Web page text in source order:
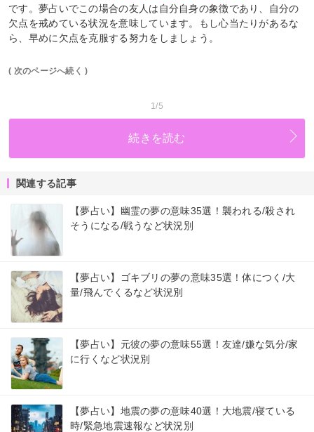
です。夢占いでこの場合の友人は自分自身の象徴であり、自分の
欠点を戒めている状況を意味しています。もし心当たりがあるな
ら、早めに欠点を克服する努力をしましょう。
( 次のページへ続く )
1/5
続きを読む
関連する記事
【夢占い】幽霊の夢の意味35選！襲われる/殺され
そうになる/戦うなど状況別
【夢占い】ゴキブリの夢の意味35選！体につく/大
量/飛んでくるなど状況別
【夢占い】元彼の夢の意味55選！友達/嫌な気分/家
に行くなど状況別
【夢占い】地震の夢の意味40選！大地震/寝ている
時/緊急地震速報など状況別